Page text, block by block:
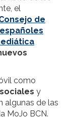
el
de
como
y
algunas de las
MoJo BCN.